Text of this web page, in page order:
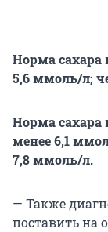
Норма сахара
5,6 ммоль/л;
Норма сахара
менее 6,1
7,8 ммоль/л.
— Также
поставить на